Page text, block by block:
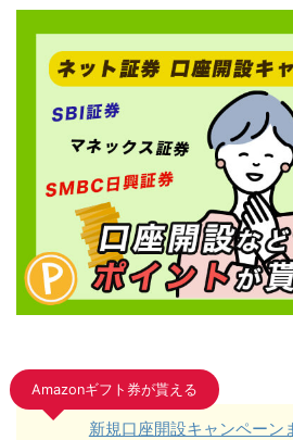
Amazonギフト券が貰える
新規口座開設キャンペーン